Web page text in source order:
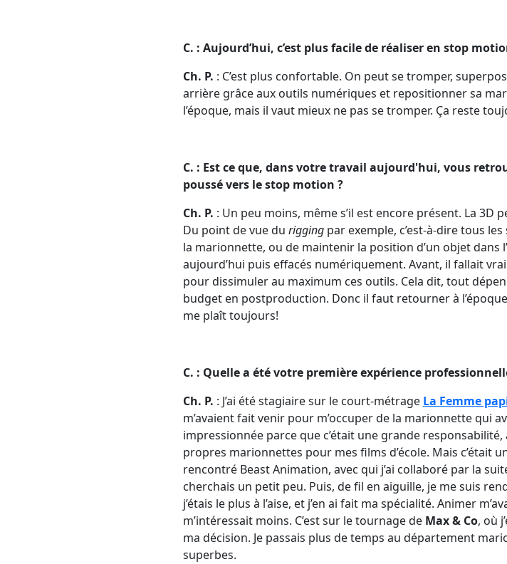
C. : Aujourd’hui, c’est plus facile de réaliser en stop
Ch. P. : C’est plus confortable. On peut se tromper,
arrière grâce aux outils numériques et repositionner sa
l’époque, mais il vaut mieux ne pas se tromper. Ça reste
C. : Est ce que, dans votre travail aujourd'hui, vous
poussé vers le stop motion ?
Ch. P. : Un peu moins, même s’il est encore présent. La 3D
Du point de vue du riggingpar exemple, c’est-à-dire tous
la marionnette, ou de maintenir la position d’un objet dans
aujourd’hui puis effacés numériquement. Avant, il fallait
pour dissimuler au maximum ces outils. Cela dit, tout
budget en postproduction. Donc il faut retourner à
me plaît toujours!
C. : Quelle a été votre première expérience
Ch. P. : J’ai été stagiaire sur le court-métrage La Femme
m’avaient fait venir pour m’occuper de la marionnette qui
impressionnée parce que c’était une grande
propres marionnettes pour mes films d’école. Mais c’était
rencontré Beast Animation, avec qui j’ai collaboré par la
cherchais un petit peu. Puis, de fil en aiguille, je me suis
j’étais le plus à l’aise, et j’en ai fait ma spécialité. Animer
m’intéressait moins. C’est sur le tournage de Max & Co, où
ma décision. Je passais plus de temps au département
superbes.